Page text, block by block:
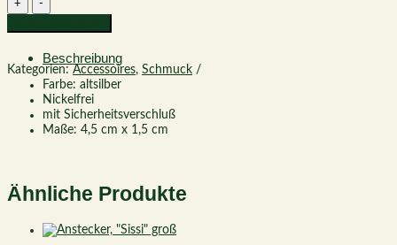
Kategorien: Accessoires, Schmuck
Beschreibung
Farbe: altsilber
Nickelfrei
mit Sicherheitsverschluß
Maße: 4,5 cm x 1,5 cm
Ähnliche Produkte